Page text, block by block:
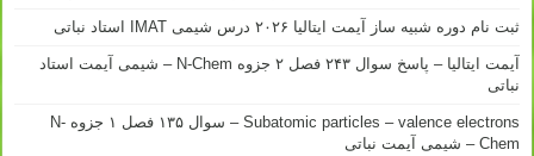
ثبت نام دوره شبیه ساز آیمت ایتالیا ۲۰۲۶ درس شیمی IMAT استاد نباتی
آیمت ایتالیا – پاسخ سوال ۲۴۳ فصل ۲ جزوه N-Chem – شیمی آیمت استاد
نباتی
Subatomic particles – valence electrons – سوال ۱۳۵ فصل ۱ جزوه N-
Chem – شیمی آیمت نباتی